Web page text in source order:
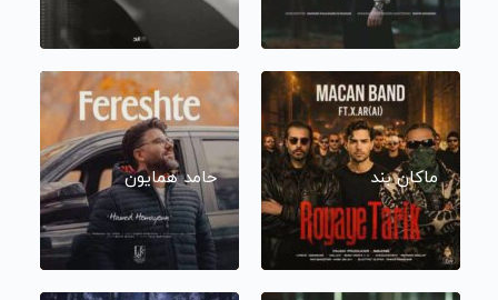
ماکان بند حامد همایون